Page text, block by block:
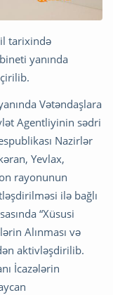
tarixində
yanında
Vətəndaşlara
Agentliyinin sədri
Nazirlər
Yevlax,
rayonunun
ilə bağlı
“Xüsusi
Alınması və
aktivləşdirilib.
İcazələrin